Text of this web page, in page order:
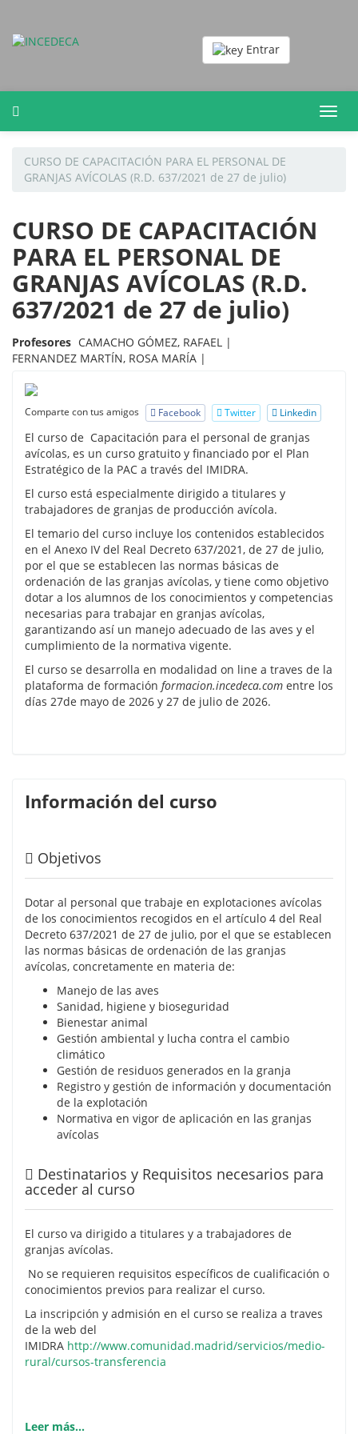
Entrar
CURSO DE CAPACITACIÓN PARA EL PERSONAL DE
GRANJAS AVÍCOLAS (R.D. 637/2021 de 27 de julio)
CURSO DE CAPACITACIÓN
PARA EL PERSONAL DE
GRANJAS AVÍCOLAS (R.D.
637/2021 de 27 de julio)
Profesores CAMACHO GÓMEZ, RAFAEL |
FERNANDEZ MARTÍN, ROSA MARÍA |
Comparte con tus amigos Facebook Twitter Linkedin
El curso de Capacitación para el personal de granjas
avícolas, es un curso gratuito y financiado por el Plan
Estratégico de la PAC a través del IMIDRA.
El curso está especialmente dirigido a titulares y
trabajadores de granjas de producción avícola.
El temario del curso incluye los contenidos establecidos
en el Anexo IV del Real Decreto 637/2021, de 27 de julio,
por el que se establecen las normas básicas de
ordenación de las granjas avícolas, y tiene como objetivo
dotar a los alumnos de los conocimientos y competencias
necesarias para trabajar en granjas avícolas,
garantizando así un manejo adecuado de las aves y el
cumplimiento de la normativa vigente.
El curso se desarrolla en modalidad on line a traves de la
plataforma de formación formacion.incedeca.com entre los
días 27de mayo de 2026 y 27 de julio de 2026.
Información del curso
Objetivos
Dotar al personal que trabaje en explotaciones avícolas
de los conocimientos recogidos en el artículo 4 del Real
Decreto 637/2021 de 27 de julio, por el que se establecen
las normas básicas de ordenación de las granjas
avícolas, concretamente en materia de:
Manejo de las aves
Sanidad, higiene y bioseguridad
Bienestar animal
Gestión ambiental y lucha contra el cambio
climático
Gestión de residuos generados en la granja
Registro y gestión de información y documentación
de la explotación
Normativa en vigor de aplicación en las granjas
avícolas
Destinatarios y Requisitos necesarios para
acceder al curso
El curso va dirigido a titulares y a trabajadores de
granjas avícolas.
No se requieren requisitos específicos de cualificación o
conocimientos previos para realizar el curso.
La inscripción y admisión en el curso se realiza a traves
de la web del
IMIDRA http://www.comunidad.madrid/servicios/medio-
rural/cursos-transferencia
Leer más...